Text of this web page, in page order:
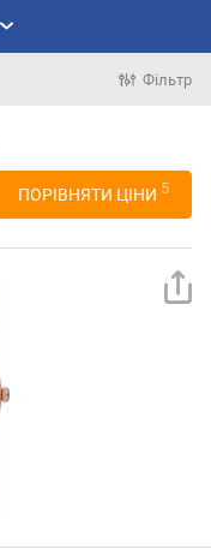
Фільтр
ПОРІВНЯТИ ЦІНИ 5